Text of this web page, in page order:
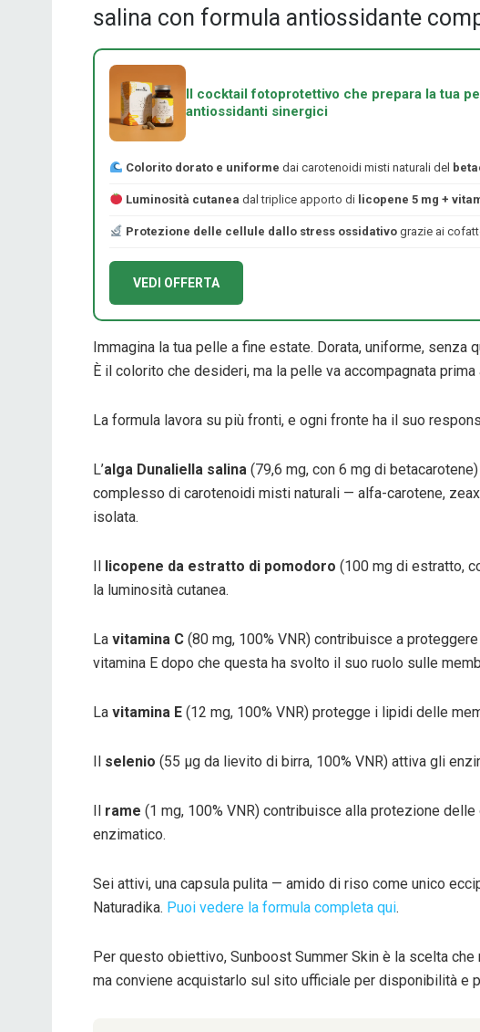
salina con formula antiossidante
Il cocktail fotoprotettivo che prepara la tua
antiossidanti sinergici
Colorito dorato e uniforme dai carotenoidi misti naturali del
Luminosità cutanea dal triplice apporto di licopene 5 mg +
Protezione delle cellule dallo stress ossidativograzie ai
VEDI OFFERTA
Immagina la tua pelle a fine estate. Dorata, uniforme, senza
È il colorito che desideri, ma la pelle va accompagnata
La formula lavora su più fronti, e ogni fronte ha il suo
L’alga Dunaliella salina (79,6 mg, con 6 mg di
complesso di carotenoidi misti naturali — alfa-carotene,
isolata.
Il licopene da estratto di pomodoro (100 mg di estratto,
la luminosità cutanea.
La vitamina C (80 mg, 100% VNR) contribuisce a
vitamina E dopo che questa ha svolto il suo ruolo sulle
La vitamina E (12 mg, 100% VNR) protegge i lipidi delle
Il selenio (55 μg da lievito di birra, 100% VNR) attiva gli
Il rame (1 mg, 100% VNR) contribuisce alla protezione
enzimatico.
Sei attivi, una capsula pulita — amido di riso come unico
Naturadika. Puoi vedere la formula completa qui.
Per questo obiettivo, Sunboost Summer Skin è la scelta
ma conviene acquistarlo sul sito ufficiale per disponibilità e